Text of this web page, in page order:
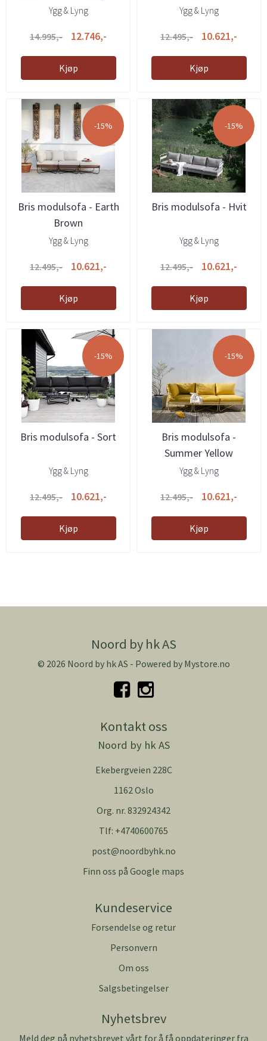
Ygg & Lyng
14.995,- 12.746,-
Kjøp
Ygg & Lyng
12.495,- 10.621,-
Kjøp
-15%
Bris modulsofa - Earth
Brown
Ygg & Lyng
12.495,- 10.621,-
Kjøp
-15%
Bris modulsofa - Hvit
Ygg & Lyng
12.495,- 10.621,-
Kjøp
-15%
Bris modulsofa - Sort
Ygg & Lyng
12.495,- 10.621,-
Kjøp
-15%
Bris modulsofa -
Summer Yellow
Ygg & Lyng
12.495,- 10.621,-
Kjøp
Noord by hk AS
© 2026 Noord by hk AS - Powered by Mystore.no
Kontakt oss
Noord by hk AS
Ekebergveien 228C
1162 Oslo
Org. nr. 832924342
Tlf: +4740600765
post@noordbyhk.no
Finn oss på Google maps
Kundeservice
Forsendelse og retur
Personvern
Om oss
Salgsbetingelser
Nyhetsbrev
Meld deg på nyhetsbrevet vårt for å få oppdateringer fra